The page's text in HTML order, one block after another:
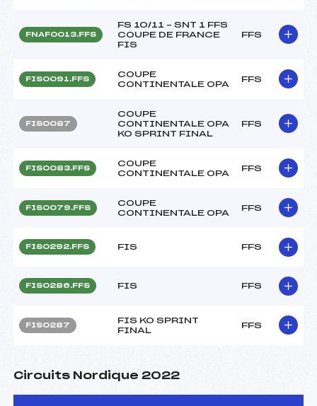
FNAF0013.FFS
FS 10/11 – SNT 1 FFS
COUPE DE FRANCE
FIS
FFS
FIS0091.FFS
COUPE
CONTINENTALE OPA
FFS
FIS0087
COUPE
CONTINENTALE OPA
KO SPRINT FINAL
FFS
FIS0083.FFS
COUPE
CONTINENTALE OPA
FFS
FIS0079.FFS
COUPE
CONTINENTALE OPA
FFS
FIS0292.FFS FIS FFS
FIS0286.FFS FIS FFS
FIS0287
FIS KO SPRINT
FINAL
FFS
Circuits Nordique 2022